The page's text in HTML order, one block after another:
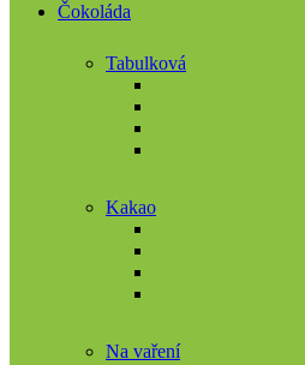
Čokoláda
Tabulková
Kakao
Na vaření